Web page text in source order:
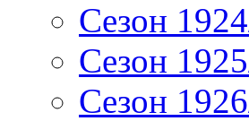
Сезон
Сезон
Сезон